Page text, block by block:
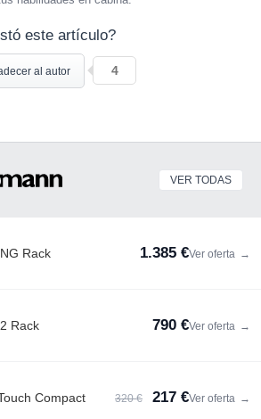
este artículo?
al autor 4
VER TODAS
Rack 1.385 €Ver oferta →
Rack 790 €Ver oferta →
Compact 320 € 217 €Ver oferta →